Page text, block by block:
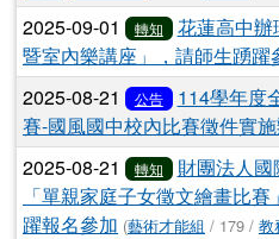
2025-09-01 轉知
花蓮高中
暨室內樂講座」，請師生踴躍
2025-08-21 公告
114學年度
賽-國風國中校內比賽徵件實
2025-08-21 轉知
財團法人
「單親家庭子女徵文繪畫比
躍報名參加 (藝術才能組 / 179 / 教